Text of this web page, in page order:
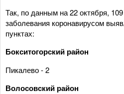
Так, по данным на 22 октября,
заболевания коронавирусом
пунктах:
Бокситогорский район
Пикалево - 2
Волосовский район